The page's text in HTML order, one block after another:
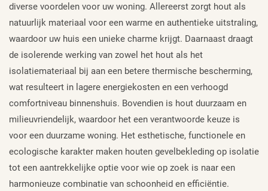
diverse voordelen voor uw woning. Allereerst zorgt hout als
natuurlijk materiaal voor een warme en authentieke uitstraling,
waardoor uw huis een unieke charme krijgt. Daarnaast draagt
de isolerende werking van zowel het hout als het
isolatiemateriaal bij aan een betere thermische bescherming,
wat resulteert in lagere energiekosten en een verhoogd
comfortniveau binnenshuis. Bovendien is hout duurzaam en
milieuvriendelijk, waardoor het een verantwoorde keuze is
voor een duurzame woning. Het esthetische, functionele en
ecologische karakter maken houten gevelbekleding op isolatie
tot een aantrekkelijke optie voor wie op zoek is naar een
harmonieuze combinatie van schoonheid en efficiëntie.